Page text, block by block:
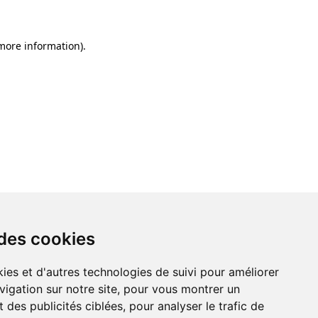
cookies
et d'autres technologies de suivi pour améliorer
sur notre site, pour vous montrer un
des publicités ciblées, pour analyser le trafic de
information).